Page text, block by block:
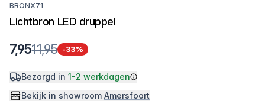
BRONX71
Lichtbron LED druppel
7,9511,95 -33%
Bezorgd in 1-2 werkdagen
Bekijk in showroom Amersfoort